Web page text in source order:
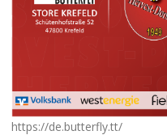
https://de.butterfly.tt/